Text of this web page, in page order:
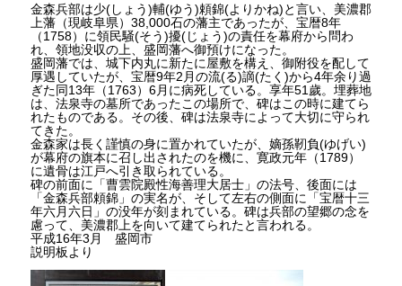
金森兵部は少(しょう)輔(ゆう)頼錦(よりかね)と言い、美濃郡
上藩（現岐阜県）38,000石の藩主であったが、宝暦8年
（1758）に領民騒(そう)擾(じょう)の責任を幕府から問わ
れ、領地没収の上、盛岡藩へ御預けになった。
盛岡藩では、城下内丸に新たに屋敷を構え、御附役を配して
厚遇していたが、宝暦9年2月の流(る)謫(たく)から4年余り過
ぎた同13年（1763）6月に病死している。享年51歲。埋葬地
は、法泉寺の墓所であったこの場所で、碑はこの時に建てら
れたものである。その後、碑は法泉寺によって大切に守られ
てきた。
金森家は長く謹慎の身に置かれていたが、嫡孫靭負(ゆげい)
が幕府の旗本に召し出されたのを機に、寛政元年（1789）
に遺骨は江戸へ引き取られている。
碑の前面に「曹雲院殿性海善理大居士」の法号、後面には
「金森兵部頼錦」の実名が、そして左右の側面に「宝暦十三
年六月六日」の没年が刻まれている。碑は兵部の望郷の念を
慮って、美濃郡上を向いて建てられたと言われる。
平成16年3月 盛岡市
説明板より